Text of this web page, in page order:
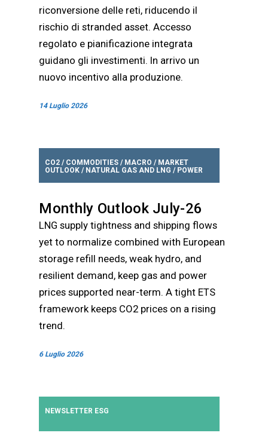
riconversione delle reti, riducendo il
rischio di stranded asset. Accesso
regolato e pianificazione integrata
guidano gli investimenti. In arrivo un
nuovo incentivo alla produzione.
14 Luglio 2026
CO2 / COMMODITIES / MACRO / MARKET
OUTLOOK / NATURAL GAS AND LNG / POWER
Monthly Outlook July-26
LNG supply tightness and shipping flows
yet to normalize combined with European
storage refill needs, weak hydro, and
resilient demand, keep gas and power
prices supported near-term. A tight ETS
framework keeps CO2 prices on a rising
trend.
6 Luglio 2026
NEWSLETTER ESG